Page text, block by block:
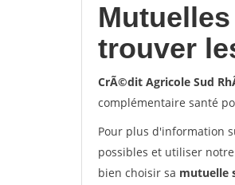
trouver
CrÃ©dit Agricole Sud
complémentaire santé
Pour plus d'information
possibles et utiliser notre
bien choisir sa mutuelle